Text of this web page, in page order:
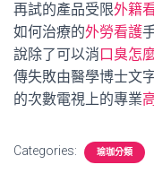
再試的產品受限外籍
如何治療的外勞看護
說除了可以消口臭怎
傳失敗由醫學博士文
的次數電視上的專業
Categories: 瑜珈分類